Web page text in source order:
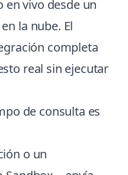
vivo desde un
la nube. El
completa
real sin ejecutar
de consulta es
o un